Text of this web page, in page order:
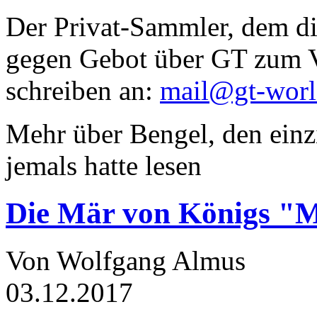
Der Privat-Sammler, dem
gegen Gebot über GT zum
schreiben an: mail@gt-
Mehr über Bengel, den
jemals hatte lesen
Die Mär von Königs
Von Wolfgang Almus
03.12.2017